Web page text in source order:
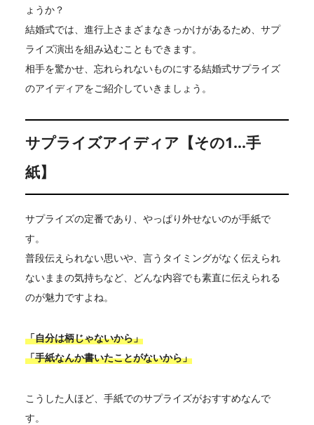
ょうか？
結婚式では、進行上さまざまなきっかけがあるため、サプ
ライズ演出を組み込むこともできます。
相手を驚かせ、忘れられないものにする結婚式サプライズ
のアイディアをご紹介していきましょう。
サプライズアイディア【その1…手
紙】
サプライズの定番であり、やっぱり外せないのが手紙で
す。
普段伝えられない思いや、言うタイミングがなく伝えられ
ないままの気持ちなど、どんな内容でも素直に伝えられる
のが魅力ですよね。
「自分は柄じゃないから」
「手紙なんか書いたことがないから」
こうした人ほど、手紙でのサプライズがおすすめなんで
す。